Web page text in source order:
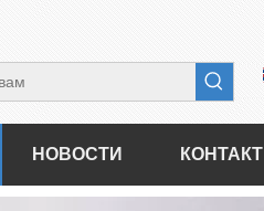
НОВОСТИ КОНТАКТ